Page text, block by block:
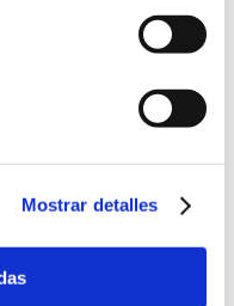
Mostrar detalles